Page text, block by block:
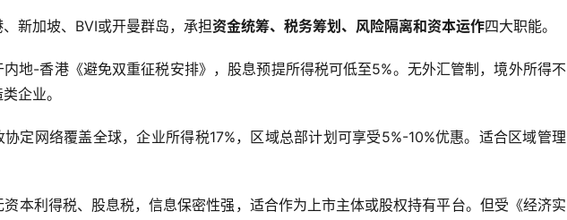
新加坡、BVI或开曼群岛，承担资金统筹、税务筹划、风险隔离和资本运作四大职能。
内地-香港《避免双重征税安排》，股息预提所得税可低至5%。无外汇管制，境外所得不
企业。
协定网络覆盖全球，企业所得税17%，区域总部计划可享受5%-10%优惠。适合区域管理
资本利得税、股息税，信息保密性强，适合作为上市主体或股权持有平台。但受《经济实